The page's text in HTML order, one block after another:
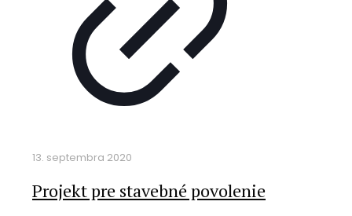
13. septembra 2020
Projekt pre stavebné povolenie